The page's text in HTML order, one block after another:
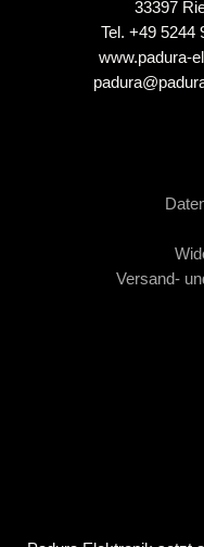
33397
Tel. +49 5244
www.padura-
Versand-